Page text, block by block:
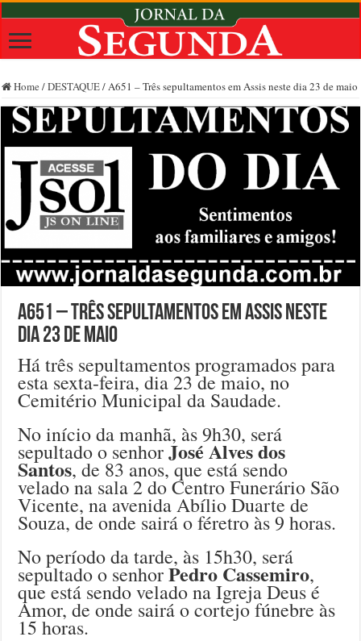
Home /DESTAQUE/A651 – Três sepultamentos em Assis neste dia 23 de maio
A651 – Três sepultamentos em Assis neste
dia 23 de maio
Há três sepultamentos programados para
esta sexta-feira, dia 23 de maio, no
Cemitério Municipal da Saudade.
No início da manhã, às 9h30, será
sepultado o senhorJosé Alves dos
Santos, de 83 anos, que está sendo
velado na sala 2 do Centro Funerário São
Vicente, na avenida Abílio Duarte de
Souza, de onde sairá o féretro às 9 horas.
No período da tarde, às 15h30, será
sepultado o senhorPedro Cassemiro,
que está sendo velado na Igreja Deus é
Amor, de onde sairá o cortejo fúnebre às
15 horas.